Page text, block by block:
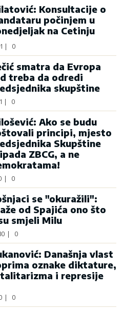
Konsultacije o
počinjem u
na Cetinju
0
smatra da Evropa
treba da odredi
skupštine
0
Ako se budu
principi, mjesto
Skupštine
ZBCG, a ne
0
se "okuražili":
od Spajića ono što
smjeli Milu
0
Današnja vlast
oznake diktature,
i represije
0